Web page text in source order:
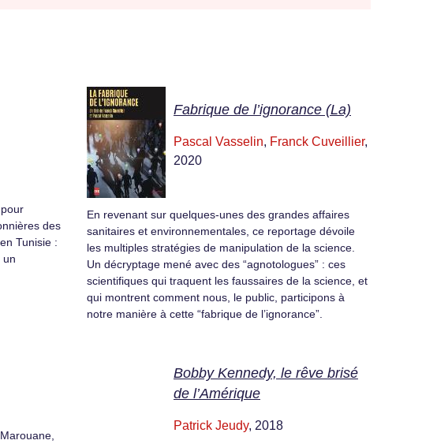
des
Tunisie :
un
Fabrique de l’ignorance (La)
Pascal Vasselin, Franck Cuveillier,
2020
En revenant sur quelques-unes des grandes affaires
sanitaires et environnementales, ce reportage dévoile
les multiples stratégies de manipulation de la science.
Un décryptage mené avec des “agnotologues” : ces
scientifiques qui traquent les faussaires de la science, et
qui montrent comment nous, le public, participons à
notre manière à cette “fabrique de l’ignorance”.
Bobby Kennedy, le rêve brisé
de l’Amérique
Patrick Jeudy, 2018